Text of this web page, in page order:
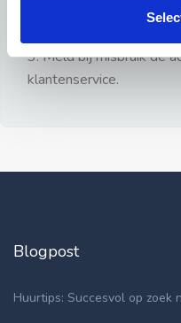
3: Meld bij misbruik de
klantenservice.
Blogpost
Huurtips: Succesvol op